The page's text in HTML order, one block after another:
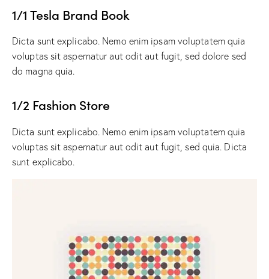
1/1 Tesla Brand Book
Dicta sunt explicabo. Nemo enim ipsam voluptatem quia
voluptas sit aspernatur aut odit aut fugit, sed dolore sed
do magna quia.
1/2 Fashion Store
Dicta sunt explicabo. Nemo enim ipsam voluptatem quia
voluptas sit aspernatur aut odit aut fugit, sed quia. Dicta
sunt explicabo.